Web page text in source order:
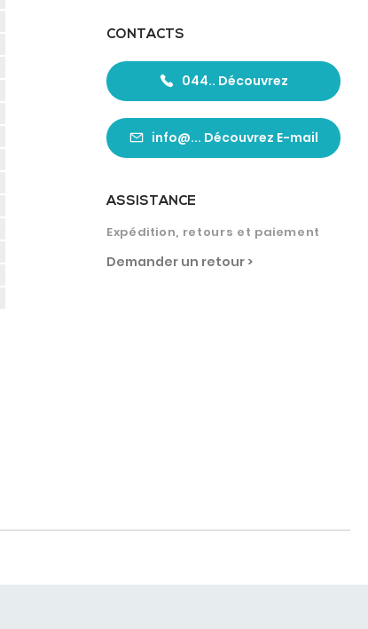
CONTACTS
044.. Découvrez
info@... Découvrez E-mail
ASSISTANCE
Expédition, retours et paiement
Demander un retour >